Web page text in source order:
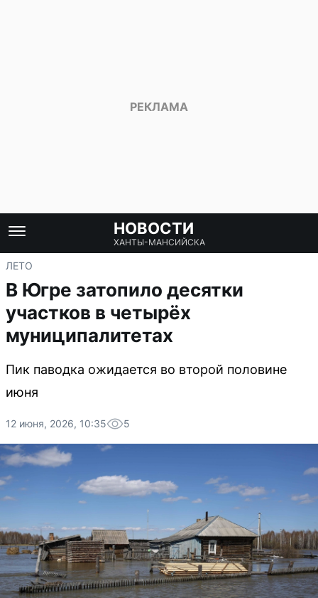
НОВОСТИ
ХАНТЫ-МАНСИЙСКА
ЛЕТО
В Югре затопило десятки
участков в четырёх
муниципалитетах
Пик паводка ожидается во второй половине
июня
12 июня, 2026, 10:35 5